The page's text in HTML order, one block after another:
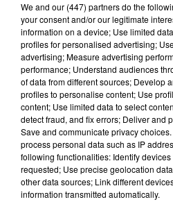
Lecture (2 min 22 sec)
100%
100% Radio les infos du
We and our (447) partnersdo the
your consent and/or our legitimate
information on a device; Use limited
profiles for personalised advertising;
advertising; Measure advertising
performance; Understand audiences
of data from different sources; Develop
profiles to personalise content; Use
content; Use limited data to select
detect fraud, and fix errors; Deliver and
Save and communicate privacy
process personal data such as IP
following functionalities: Identify
requested; Use precise geolocation
other data sources; Link different
information transmitted automatically.